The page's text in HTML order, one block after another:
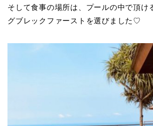
そして食事の場所は、プールの中で頂け
グブレックファーストを選びました♡